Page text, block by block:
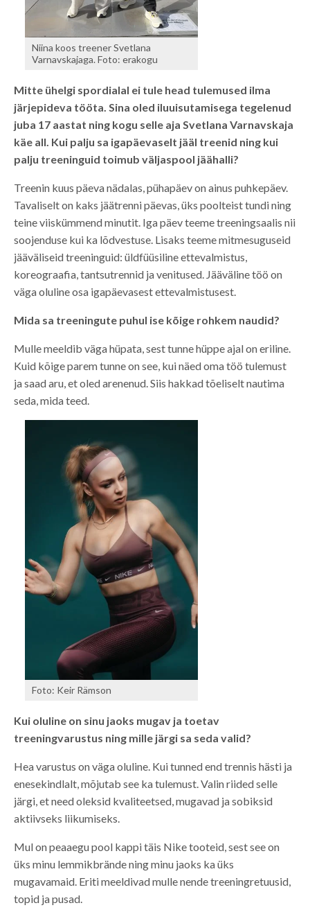
Niina koos treener Svetlana
Varnavskajaga. Foto: erakogu
Mitte ühelgi spordialal ei tule head tulemused ilma
järjepideva tööta. Sina oled iluuisutamisega tegelenud
juba 17 aastat ning kogu selle aja Svetlana Varnavskaja
käe all. Kui palju sa igapäevaselt jääl treenid ning kui
palju treeninguid toimub väljaspool jäähalli?
Treenin kuus päeva nädalas, pühapäev on ainus puhkepäev.
Tavaliselt on kaks jäätrenni päevas, üks poolteist tundi ning
teine viiskümmend minutit. Iga päev teeme treeningsaalis nii
soojenduse kui ka lõdvestuse. Lisaks teeme mitmesuguseid
jääväliseid treeninguid: üldfüüsiline ettevalmistus,
koreograafia, tantsutrennid ja venitused. Jääväline töö on
väga oluline osa igapäevasest ettevalmistusest.
Mida sa treeningute puhul ise kõige rohkem naudid?
Mulle meeldib väga hüpata, sest tunne hüppe ajal on eriline.
Kuid kõige parem tunne on see, kui näed oma töö tulemust
ja saad aru, et oled arenenud. Siis hakkad tõeliselt nautima
seda, mida teed.
Foto: Keir Rämson
Kui oluline on sinu jaoks mugav ja toetav
treeningvarustus ning mille järgi sa seda valid?
Hea varustus on väga oluline. Kui tunned end trennis hästi ja
enesekindlalt, mõjutab see ka tulemust. Valin riided selle
järgi, et need oleksid kvaliteetsed, mugavad ja sobiksid
aktiivseks liikumiseks.
Mul on peaaegu pool kappi täis Nike tooteid, sest see on
üks minu lemmikbrände ning minu jaoks ka üks
mugavamaid. Eriti meeldivad mulle nende treeningretuusid,
topid ja pusad.